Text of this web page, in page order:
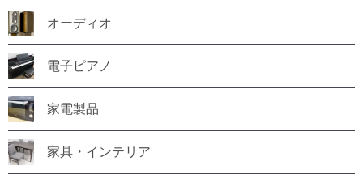
オーディオ
電子ピアノ
家電製品
家具・インテリア